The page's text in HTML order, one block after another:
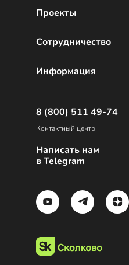
Сотрудничество
Проекты
Информация
8 (800) 511 49-74
Контактный центр
Написать нам
в Telegram